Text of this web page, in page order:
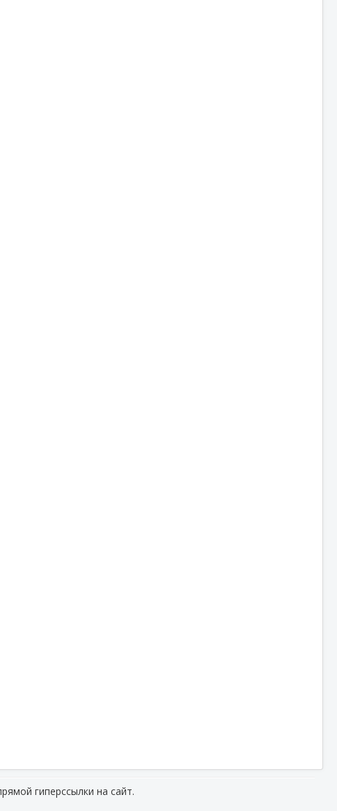
гиперссылки на сайт.